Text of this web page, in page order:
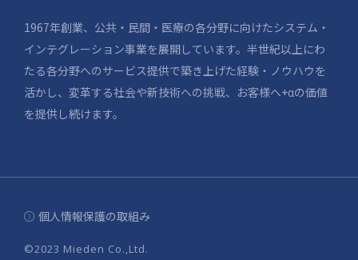
1967年創業、公共・民間・医療の各分野に向けたシステム・
インテグレーション事業を展開しています。半世紀以上にわ
たる各分野へのサービス提供で築き上げた経験・ノウハウを
活かし、変革する社会や新技術への挑戦、お客様へ+αの価値
を提供し続けます。
個人情報保護の取組み
©2023 Mieden Co.,Ltd.